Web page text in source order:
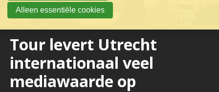
Tour levert Utrecht
internationaal veel
mediawaarde op
Over UCK
Alleen essentiële cookies